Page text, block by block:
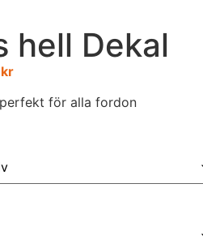
hell Dekal
kr
för alla fordon